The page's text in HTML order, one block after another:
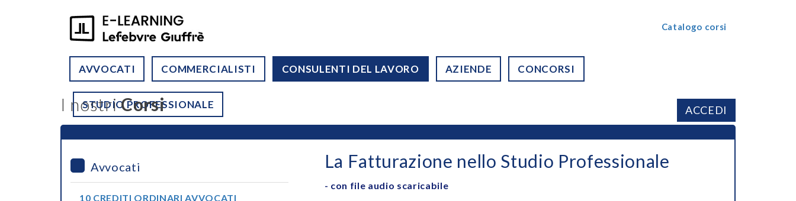
Catalogo corsi
AVVOCATI COMMERCIALISTI CONSULENTI DEL LAVORO AZIENDE CONCORSI
STUDIO PROFESSIONALE
I nostriCorsi ACCEDI
Avvocati
10 CREDITI ORDINARI AVVOCATI
La Fatturazione nello Studio Professionale
- con file audio scaricabile